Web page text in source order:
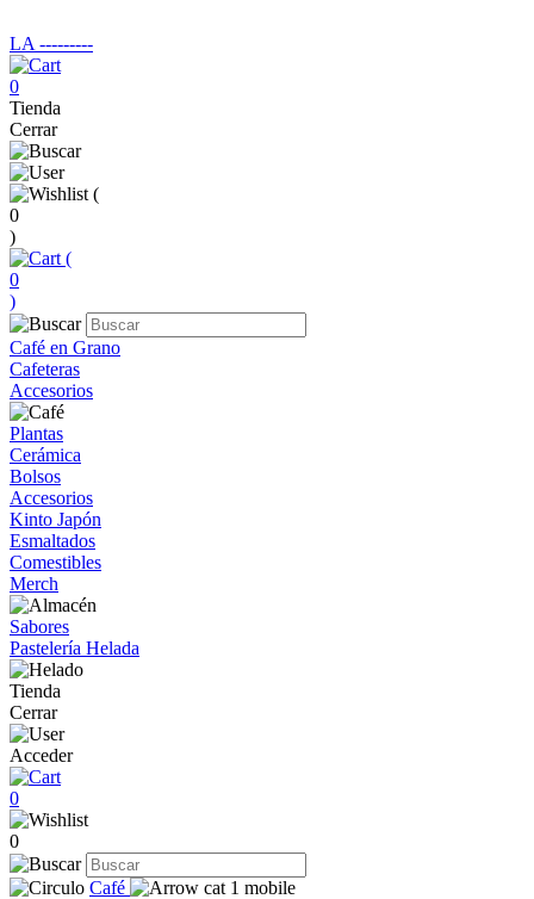
LA ‑‑‑‑‑‑‑‑‑
0
Tienda
Cerrar
(
0
)
(
0
)
Café en Grano
Cafeteras
Accesorios
Plantas
Cerámica
Bolsos
Accesorios
Kinto Japón
Esmaltados
Comestibles
Merch
Sabores
Pastelería Helada
Tienda
Cerrar
Acceder
0
0
Café